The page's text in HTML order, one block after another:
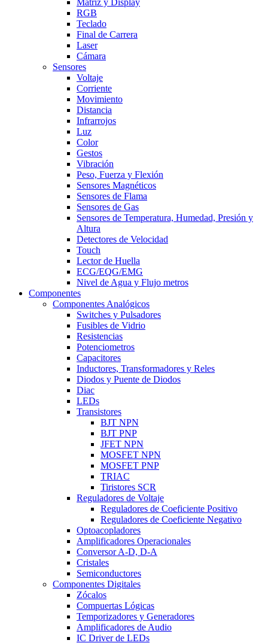
RGB
Teclado
Final de Carrera
Laser
Cámara
Sensores
Voltaje
Corriente
Movimiento
Distancia
Infrarrojos
Luz
Color
Gestos
Vibración
Peso, Fuerza y Flexión
Sensores Magnéticos
Sensores de Flama
Sensores de Gas
Sensores de Temperatura, Humedad, Presión y
Altura
Detectores de Velocidad
Touch
Lector de Huella
ECG/EQG/EMG
Nivel de Agua y Flujo metros
Componentes
Componentes Analógicos
Switches y Pulsadores
Fusibles de Vidrio
Resistencias
Potenciometros
Capacitores
Inductores, Transformadores y Reles
Diodos y Puente de Diodos
Diac
LEDs
Transistores
BJT NPN
BJT PNP
JFET NPN
MOSFET NPN
MOSFET PNP
TRIAC
Tiristores SCR
Reguladores de Voltaje
Reguladores de Coeficiente Positivo
Reguladores de Coeficiente Negativo
Optoacopladores
Amplificadores Operacionales
Conversor A-D, D-A
Cristales
Semiconductores
Componentes Digitales
Zócalos
Compuertas Lógicas
Temporizadores y Generadores
Amplificadores de Audio
IC Driver de LEDs